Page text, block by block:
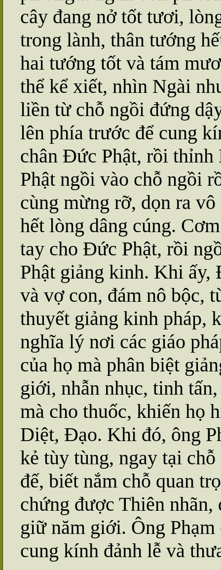
cây đang nở tốt tươi,
trong lành, thân tướng
hai tướng tốt và tám
thể kể xiết, nhìn Ngài
liền từ chỗ ngồi đứng
lên phía trước để cung
chân Đức Phật, rồi
Phật ngồi vào chỗ ngồi
cùng mừng rỡ, dọn ra
hết lòng dâng cúng.
tay cho Đức Phật, rồi
Phật giảng kinh. Khi ấy,
và vợ con, đám nô bộc,
thuyết giảng kinh pháp,
nghĩa lý nơi các giáo
của họ mà phân biệt
giới, nhẫn nhục, tinh
mà cho thuốc, khiến họ
Diệt, Đạo. Khi đó, ông
kẻ tùy tùng, ngay tại
đế, biết nắm chỗ quan
chứng được Thiên nhãn,
giữ năm giới. Ông
cung kính đảnh lễ và